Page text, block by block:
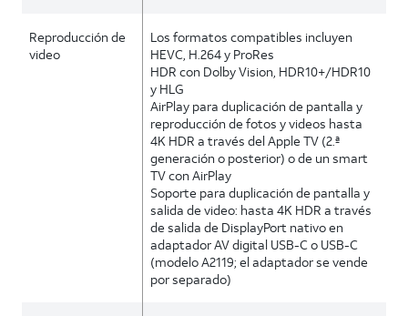
Reproducción de
video
Los formatos compatibles incluyen
HEVC, H.264 y ProRes
HDR con Dolby Vision, HDR10+/HDR10
y HLG
AirPlay para duplicación de pantalla y
reproducción de fotos y videos hasta
4K HDR a través del Apple TV (2.ª
generación o posterior) o de un smart
TV con AirPlay
Soporte para duplicación de pantalla y
salida de video: hasta 4K HDR a través
de salida de DisplayPort nativo en
adaptador AV digital USB-C o USB-C
(modelo A2119; el adaptador se vende
por separado)